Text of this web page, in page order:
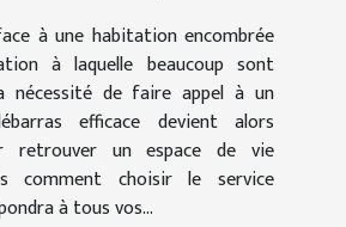
à une habitation encombrée
à laquelle beaucoup sont
nécessité de faire appel à un
efficace devient alors
retrouver un espace de vie
comment choisir le service
à tous vos...